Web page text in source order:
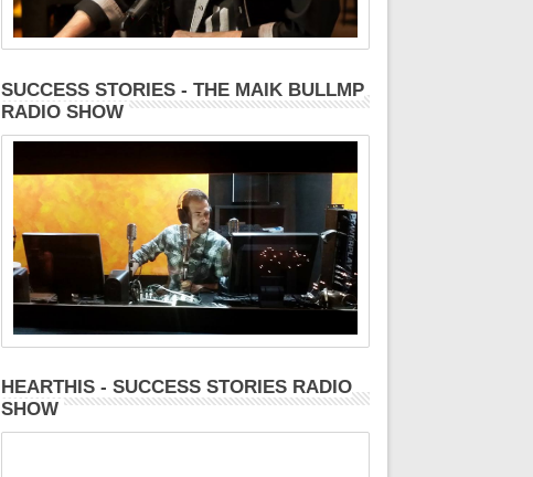
SUCCESS STORIES - THE MAIK BULLMP
RADIO SHOW
HEARTHIS - SUCCESS STORIES RADIO
SHOW